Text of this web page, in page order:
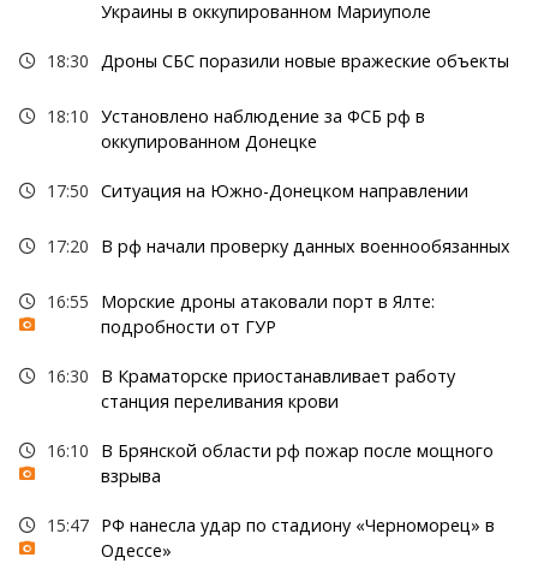
Украины в оккупированном Мариуполе
18:30 Дроны СБС поразили новые вражеские объекты
18:10 Установлено наблюдение за ФСБ рф в
оккупированном Донецке
17:50 Ситуация на Южно-Донецком направлении
17:20 В рф начали проверку данных военнообязанных
16:55
Морские дроны атаковали порт в Ялте:
подробности от ГУР
16:30
В Краматорске приостанавливает работу
станция переливания крови
16:10
В Брянской области рф пожар после мощного
взрыва
15:47 РФ нанесла удар по стадиону «Черноморец» в
Одессе»